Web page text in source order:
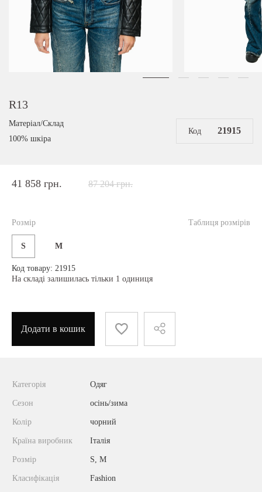
R13
Матеріал/Склад
100% шкіра
Код 21915
41 858 грн. 87 204 грн.
Таблиця розмірів
Розмір
S M
Код товару: 21915
На складі залишилась тільки 1 одиниця
Додати в кошик
Категорія Одяг
Сезон осінь/зима
Колір чорний
Країна виробник Італія
Розмір S, M
Класифікація Fashion